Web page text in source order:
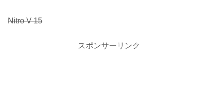
Nitro V 15
スポンサーリンク